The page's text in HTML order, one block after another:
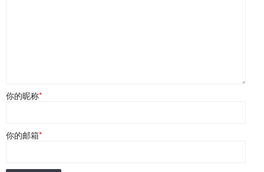
你的昵称*
你的邮箱*